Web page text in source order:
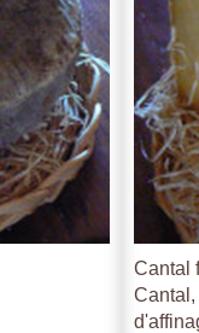
Cantal